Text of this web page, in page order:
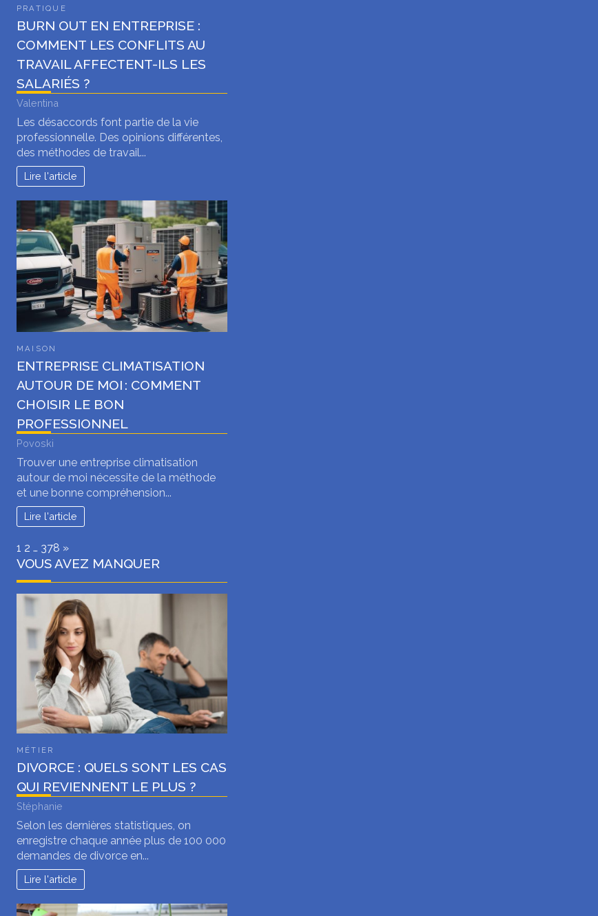
PRATIQUE
BURN OUT EN ENTREPRISE :
COMMENT LES CONFLITS AU
TRAVAIL AFFECTENT-ILS LES
SALARIÉS ?
Valentina
Les désaccords font partie de la vie
professionnelle. Des opinions différentes,
des méthodes de travail...
Lire l'article
MAISON
ENTREPRISE CLIMATISATION
AUTOUR DE MOI : COMMENT
CHOISIR LE BON
PROFESSIONNEL
Povoski
Trouver une entreprise climatisation
autour de moi nécessite de la méthode
et une bonne compréhension...
Lire l'article
Page:
1 2 … 378 Next
»
VOUS AVEZ MANQUER
MÉTIER
DIVORCE : QUELS SONT LES CAS
QUI REVIENNENT LE PLUS ?
Stéphanie
Selon les dernières statistiques, on
enregistre chaque année plus de 100 000
demandes de divorce en...
Lire l'article